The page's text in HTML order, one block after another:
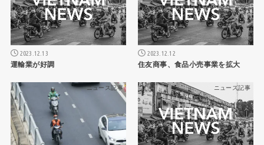
2023.12.13
運輸業が好調
2023.12.12
住友商事、食品小売事業を拡大
ニュース記事 ニュース記事